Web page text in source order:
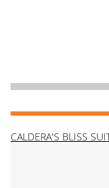
CALDERA'S BLISS